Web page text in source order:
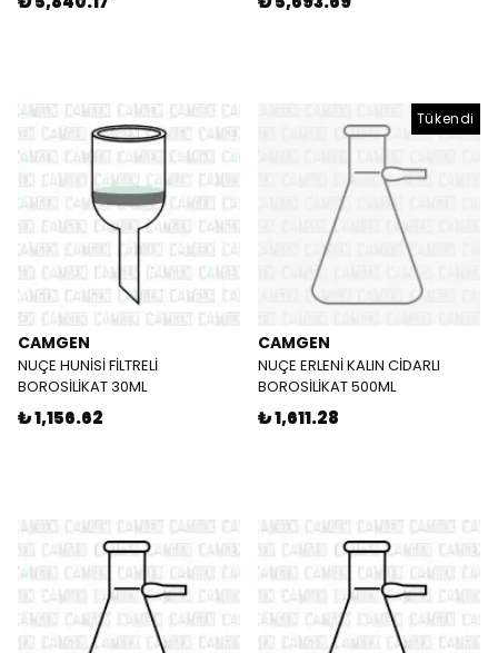
CAMGEN
NUÇE HUNİSİ FİLTRELİ
BOROSİLİKAT 30ML
₺ 1,156.62
Tükendi
CAMGEN
NUÇE ERLENİ KALIN CİDARLI
BOROSİLİKAT 500ML
₺ 1,611.28